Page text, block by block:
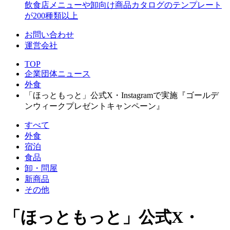
飲食店メニューや卸向け商品カタログのテンプレート
が200種類以上
お問い合わせ
運営会社
TOP
企業団体ニュース
外食
「ほっともっと」公式X・Instagramで実施『ゴールデ
ンウィークプレゼントキャンペーン』
すべて
外食
宿泊
食品
卸・問屋
新商品
その他
「ほっともっと」公式X・